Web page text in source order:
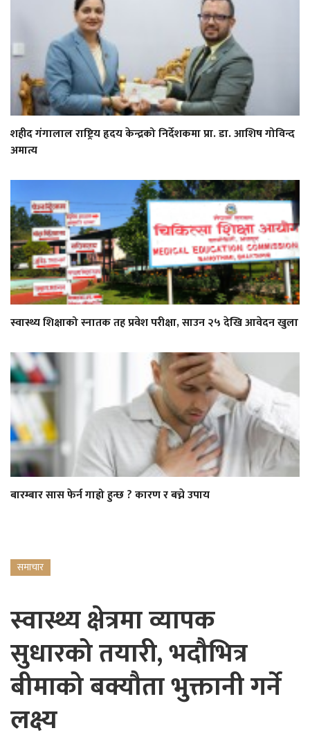
शहीद गंगालाल राष्ट्रिय हृदय केन्द्रको निर्देशकमा प्रा. डा. आशिष गोविन्द
अमात्य
स्वास्थ्य शिक्षाको स्नातक तह प्रवेश परीक्षा, साउन २५ देखि आवेदन खुला
बारम्बार सास फेर्न गाह्रो हुन्छ ? कारण र बच्ने उपाय
समाचार
स्वास्थ्य क्षेत्रमा व्यापक
सुधारको तयारी, भदौभित्र
बीमाको बक्यौता भुक्तानी गर्ने
लक्ष्य